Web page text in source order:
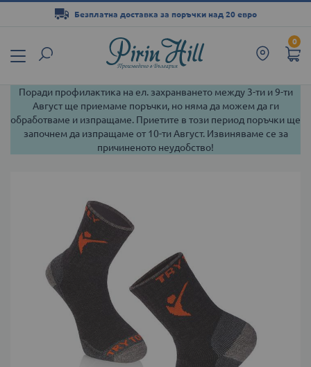
0
Безплатна доставка за поръчки над 20 евро
съдържанието
Поради профилактика на ел. захранването между 3-ти и 9-ти
Август ще приемаме поръчки, но няма да можем да ги
обработваме и изпращаме. Приетите в този период поръчки ще
започнем да изпращаме от 10-ти Август. Извиняваме се за
причиненото неудобство!
изображенията